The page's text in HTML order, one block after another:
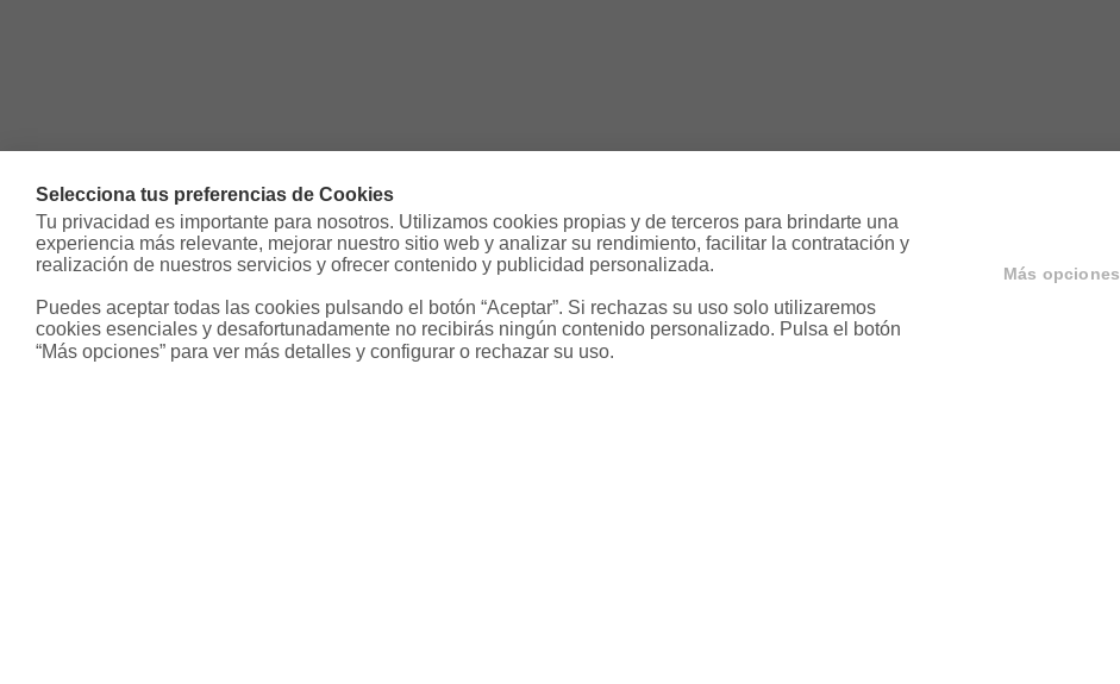
Selecciona tus preferencias de Cookies
Tu privacidad es importante para nosotros. Utilizamos cookies propias y de terceros para brindarte una
experiencia más relevante, mejorar nuestro sitio web y analizar su rendimiento, facilitar la contratación y
realización de nuestros servicios y ofrecer contenido y publicidad personalizada.
Puedes aceptar todas las cookies pulsando el botón “Aceptar”. Si rechazas su uso solo utilizaremos
cookies esenciales y desafortunadamente no recibirás ningún contenido personalizado. Pulsa el botón
“Más opciones” para ver más detalles y configurar o rechazar su uso.
Más opciones